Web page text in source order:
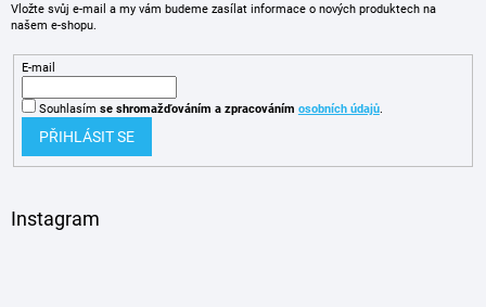
Vložte svůj e-mail a my vám budeme zasílat informace o nových produktech na
našem e-shopu.
E-mail
Souhlasím se shromažďováním a zpracováním osobních údajů.
PŘIHLÁSIT SE
Instagram